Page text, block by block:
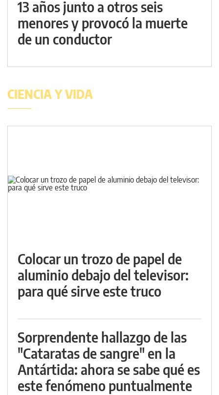
13 años junto a otros seis
menores y provocó la muerte
de un conductor
CIENCIA Y VIDA
Colocar un trozo de papel de
aluminio debajo del televisor:
para qué sirve este truco
Sorprendente hallazgo de las
"Cataratas de sangre" en la
Antártida: ahora se sabe qué es
este fenómeno puntualmente